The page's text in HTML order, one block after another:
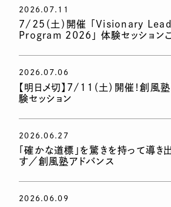
2026.07.11
7/25（土）開催 「Visionary
Program 2026」 体験セッション
2026.07.06
【明日〆切】7/11（土）開催！創風
験セッション
2026.06.27
「確かな道標」を驚きを持って導き
す／創風塾アドバンス
2026.06.09